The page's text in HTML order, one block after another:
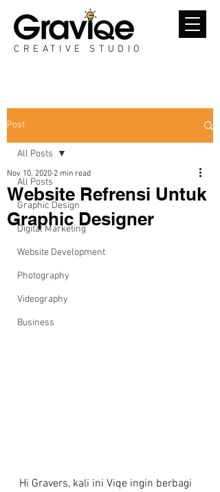
CREATIVE STUDIO
Post
All Posts
Graphic Design
Digital Marketing
Website Development
Photography
Videography
Business
All Posts
Website Refrensi Untuk
Graphic Designer
Nov 10, 2020 2 min read
Hi Gravers, kali ini Viqe ingin berbagi